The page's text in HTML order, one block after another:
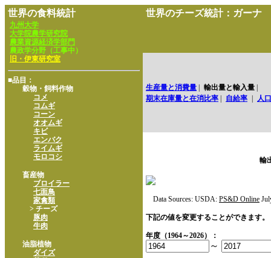
世界の食料統計
九州大学
大学院農学研究院
農業資源経済学部門
農政学分野（工事中）
旧・伊東研究室
■品目：
穀物・飼料作物
コメ
コムギ
コーン
オオムギ
キビ
エンバク
ライムギ
モロコシ
畜産物
ブロイラー
七面鳥
家禽類
> チーズ
豚肉
牛肉
油脂植物
ダイズ
世界のチーズ統計：ガーナ
生産量と消費量 輸出量と輸入量
期末在庫量と在消比率
自給率 人口
輸
Data Sources: USDA: PS&D Online
下記の値を変更することができます。
年度（1964～2026）：
～